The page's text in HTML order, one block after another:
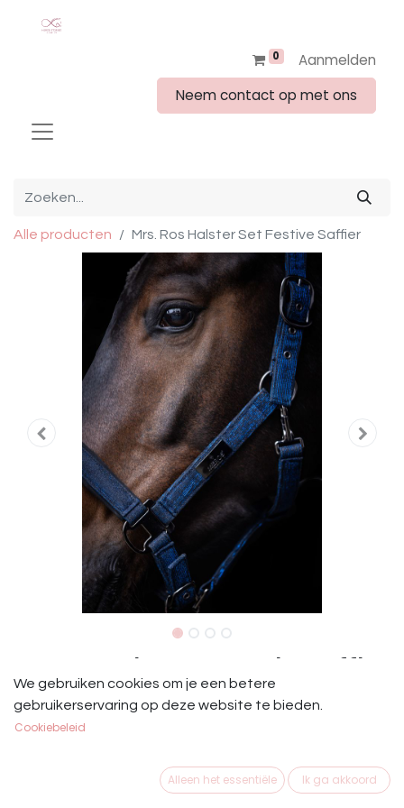
0
Aanmelden
Neem contact op met ons
Alle producten Mrs. Ros Halster Set Festive Saffier
Mrs. Ros Halster Set Festive Saffier
Mrs. Ros Halster Set Festive Saffier
€29,95
We gebruiken cookies om je een betere
gebruikerservaring op deze website te bieden.
Cookiebeleid
Alleen het essentiële Ik ga akkoord